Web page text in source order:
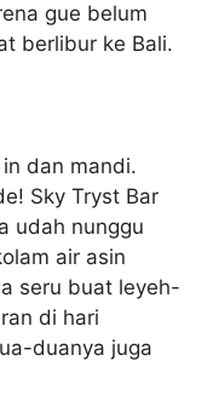
gue belum
berlibur ke Bali.
dan mandi.
Sky Tryst Bar
udah nunggu
air asin
seru buat leyeh-
di hari
duanya juga